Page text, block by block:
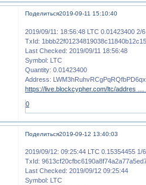
Поделиться2019-09-11 15:10:40
2019/09/11: 18:56:48 LTC 0.01423400 2/6
TxId:
Last Checked: 2019/09/11 18:56:48
Symbol: LTC
Quantity: 0.01423400
Address:
https://live.blockcypher.com/ltc/addres …
0
Поделиться2019-09-12 13:40:03
2019/09/12: 09:25:44 LTC 0.15354455 1/6
TxId:
Last Checked: 2019/09/12 09:25:44
Symbol: LTC